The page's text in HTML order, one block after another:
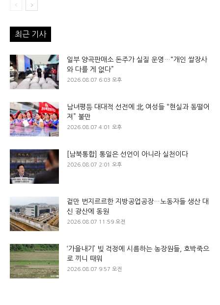
최근 기사
일부 양곡판매소 돈주가 실질 운영…“개인 쌀장사
와 다를 게 없다”
2026.08.07 6:03 오후
남녀평등 대대적 선전에 北 여성들 “현실과 동떨어
져” 불만
2026.08.07 4:01 오후
[남북통합] 통일은 선언이 아니라 실천이다
2026.08.07 2:01 오후
겉만 번지르르한 지방공업공장…노동자들 생산 대
신 광산에 동원
2026.08.07 11:59 오전
‘가을내기’ 빚 걱정에 시름하는 농장원들, 호박죽으
로 끼니 때워
2026.08.07 9:57 오전